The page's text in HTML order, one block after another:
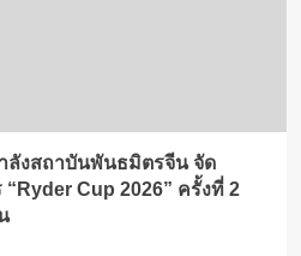
ลังสถาบันพันธมิตรจีน จัด
Cup 2026” ครั้งที่ 2